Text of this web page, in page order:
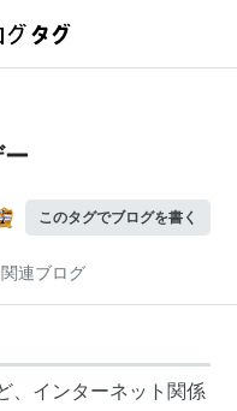
このタグでブログを書く
関連ブログ
、インターネット関係